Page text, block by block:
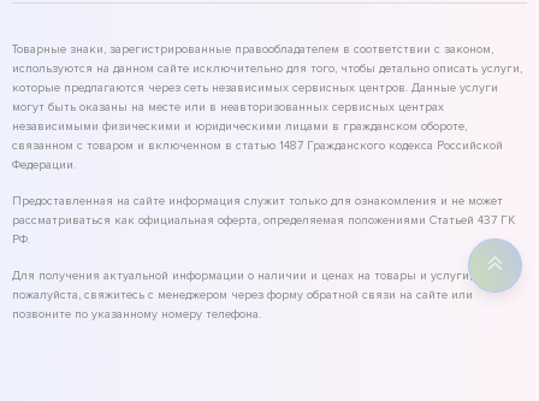
Товарные знаки, зарегистрированные правообладателем в соответствии с законом,
используются на данном сайте исключительно для того, чтобы детально описать услуги,
которые предлагаются через сеть независимых сервисных центров. Данные услуги
могут быть оказаны на месте или в неавторизованных сервисных центрах
независимыми физическими и юридическими лицами в гражданском обороте,
связанном с товаром и включенном в статью 1487 Гражданского кодекса Российской
Федерации.
Предоставленная на сайте информация служит только для ознакомления и не может
рассматриваться как официальная оферта, определяемая положениями Статьей 437 ГК
РФ.
Для получения актуальной информации о наличии и ценах на товары и услуги,
пожалуйста, свяжитесь с менеджером через форму обратной связи на сайте или
позвоните по указанному номеру телефона.